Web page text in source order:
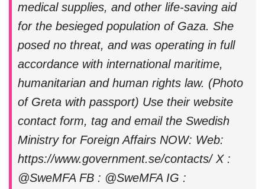
medical supplies, and other life-saving aid
for the besieged population of Gaza. She
posed no threat, and was operating in full
accordance with international maritime,
humanitarian and human rights law. (Photo
of Greta with passport) Use their website
contact form, tag and email the Swedish
Ministry for Foreign Affairs NOW: Web:
https://www.government.se/contacts/ X :
@SweMFA FB : @SweMFA IG :